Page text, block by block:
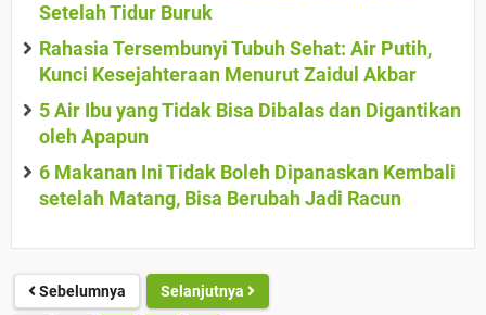
Setelah Tidur Buruk
Rahasia Tersembunyi Tubuh Sehat: Air Putih,
Kunci Kesejahteraan Menurut Zaidul Akbar
5 Air Ibu yang Tidak Bisa Dibalas dan Digantikan
oleh Apapun
6 Makanan Ini Tidak Boleh Dipanaskan Kembali
setelah Matang, Bisa Berubah Jadi Racun
Sebelumnya Selanjutnya